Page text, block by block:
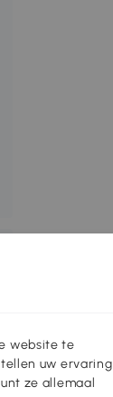
website te
uw ervaring
ze allemaal